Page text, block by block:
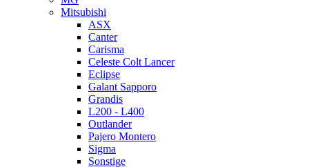
Mitsubishi
ASX
Canter
Carisma
Celeste Colt Lancer
Eclipse
Galant Sapporo
Grandis
L200 - L400
Outlander
Pajero Montero
Sigma
Sonstige